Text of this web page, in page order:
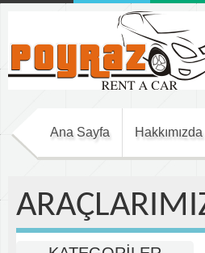
Ana Sayfa Hakkımızda